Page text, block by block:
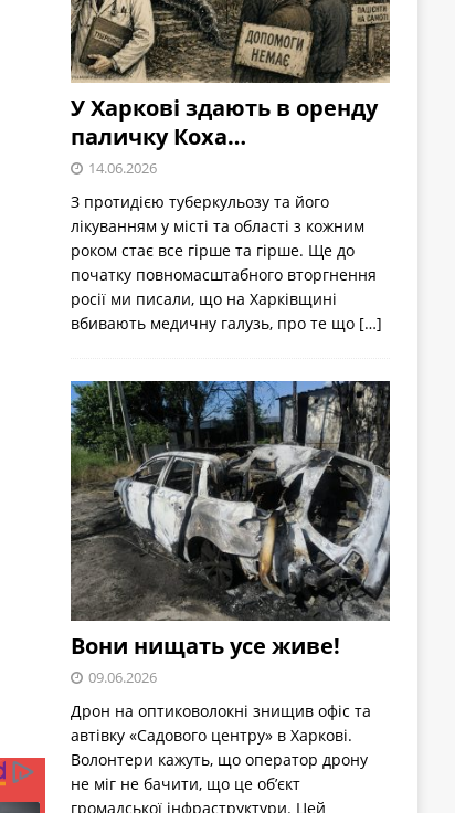
У Харкові здають в оренду
паличку Коха…
14.06.2026
З протидією туберкульозу та його
лікуванням у місті та області з кожним
роком стає все гірше та гірше. Ще до
початку повномасштабного вторгнення
росії ми писали, що на Харківщині
вбивають медичну галузь, про те що […]
Вони нищать усе живе!
09.06.2026
Дрон на оптиковолокні знищив офіс та
автівку «Садового центру» в Харкові.
Волонтери кажуть, що оператор дрону
не міг не бачити, що це об’єкт
громадської інфраструктури. Цей